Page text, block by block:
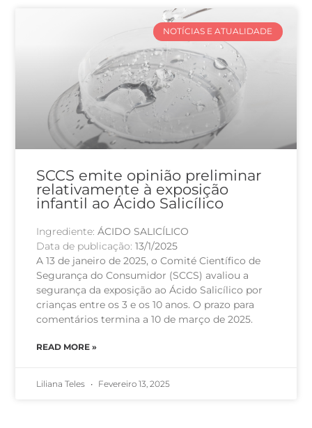
NOTÍCIAS E ATUALIDADE
SCCS emite opinião preliminar
relativamente à exposição
infantil ao Ácido Salicílico
Ingrediente:ÁCIDO SALICÍLICO
Data de publicação:13/1/2025
A 13 de janeiro de 2025, o Comité Científico de
Segurança do Consumidor (SCCS) avaliou a
segurança da exposição ao Ácido Salicílico por
crianças entre os 3 e os 10 anos. O prazo para
comentários termina a 10 de março de 2025.
READ MORE »
Liliana Teles Fevereiro 13, 2025